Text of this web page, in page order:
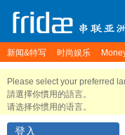
新闻&特写 时尚娱乐
Please select your preferred
請選擇你慣用的語言。
请选择你惯用的语言。
登入